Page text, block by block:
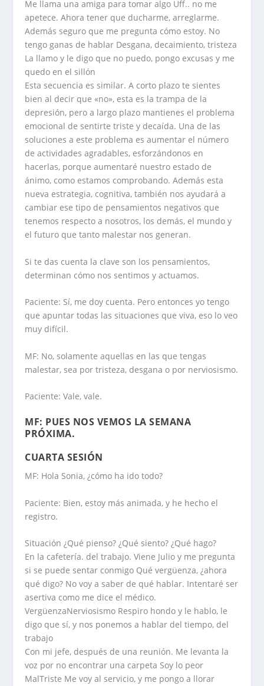
Me llama una amiga para tomar algo Uff.. no me
apetece. Ahora tener que ducharme, arreglarme.
Además seguro que me pregunta cómo estoy. No
tengo ganas de hablar Desgana, decaimiento, tristeza
La llamo y le digo que no puedo, pongo excusas y me
quedo en el sillón
Esta secuencia es similar. A corto plazo te sientes
bien al decir que «no», esta es la trampa de la
depresión, pero a largo plazo mantienes el problema
emocional de sentirte triste y decaída. Una de las
soluciones a este problema es aumentar el número
de actividades agradables, esforzándonos en
hacerlas, porque aumentaré nuestro estado de
ánimo, como estamos comprobando. Además esta
nueva estrategia, cognitiva, también nos ayudará a
cambiar ese tipo de pensamientos negativos que
tenemos respecto a nosotros, los demás, el mundo y
el futuro que tanto malestar nos generan.
Si te das cuenta la clave son los pensamientos,
determinan cómo nos sentimos y actuamos.
Paciente: Sí, me doy cuenta. Pero entonces yo tengo
que apuntar todas las situaciones que viva, eso lo veo
muy difícil.
MF: No, solamente aquellas en las que tengas
malestar, sea por tristeza, desgana o por nerviosismo.
Paciente: Vale, vale.
MF: PUES NOS VEMOS LA SEMANA
PRÓXIMA.
CUARTA SESIÓN
MF: Hola Sonia, ¿cómo ha ido todo?
Paciente: Bien, estoy más animada, y he hecho el
registro.
Situación ¿Qué pienso? ¿Qué siento? ¿Qué hago?
En la cafetería. del trabajo. Viene Julio y me pregunta
si se puede sentar conmigo Qué vergüenza, ¿ahora
qué digo? No voy a saber de qué hablar. Intentaré ser
asertiva como me dice el médico.
VergüenzaNerviosismo Respiro hondo y le hablo, le
digo que sí, y nos ponemos a hablar del tiempo, del
trabajo
Con mi jefe, después de una reunión. Me levanta la
voz por no encontrar una carpeta Soy lo peor
MalTriste Me voy al servicio, y me pongo a llorar